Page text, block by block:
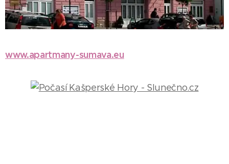
www.apartmany-sumava.eu